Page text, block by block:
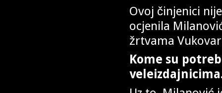
Ovoj činjenici
ocjenila
žrtvama
Kome su